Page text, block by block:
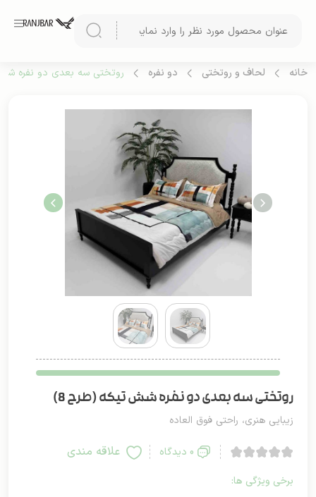
خانه لحاف و روتختی دو نفره روتختی سه بعدی دو نفره
روتختی سه بعدی دو نفره شش تیکه (طرح 8)
زیبایی هنری، راحتی فوق العاده
0 دیدگاه علاقه مندی
برخی ویژگی ها: